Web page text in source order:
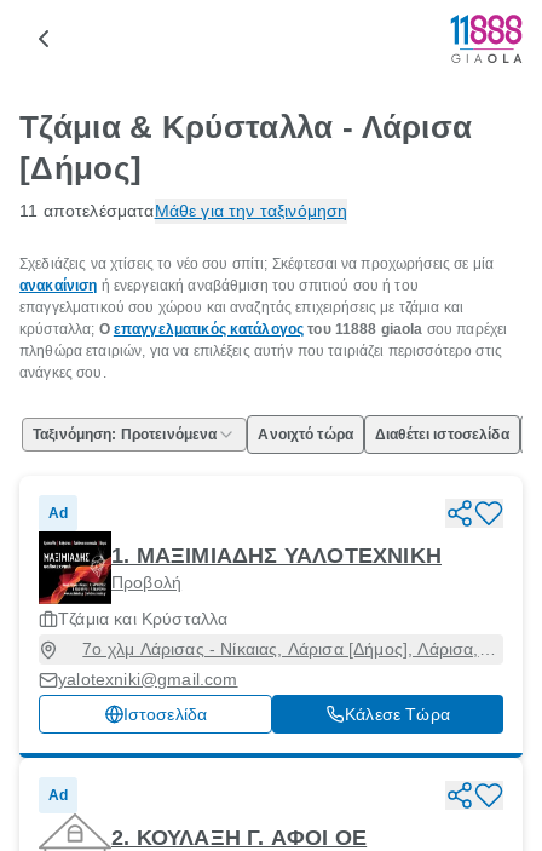
Τζάμια & Κρύσταλλα - Λάρισα
[Δήμος]
11 αποτελέσματαΜάθε για την ταξινόμηση
Σχεδιάζεις να χτίσεις το νέο σου σπίτι; Σκέφτεσαι να προχωρήσεις σε μία
ανακαίνιση ή ενεργειακή αναβάθμιση του σπιτιού σου ή του
επαγγελματικού σου χώρου και αναζητάς επιχειρήσεις με τζάμια και
κρύσταλλα; Ο επαγγελματικός κατάλογος του 11888 giaola σου παρέχει
πληθώρα εταιριών, για να επιλέξεις αυτήν που ταιριάζει περισσότερο στις
ανάγκες σου.
Ταξινόμηση: Προτεινόμενα Ανοιχτό τώρα Διαθέτει ιστοσελίδα
Ad
1. ΜΑΞΙΜΙΑΔΗΣ ΥΑΛΟΤΕΧΝΙΚΗ
Προβολή
Τζάμια και Κρύσταλλα
7ο χλμ Λάρισας - Νίκαιας, Λάρισα [Δήμος], Λάρισα,
yalotexniki@gmail.com
Ιστοσελίδα
Κάλεσε Τώρα
Ad
2. ΚΟΥΛΑΞΗ Γ. ΑΦΟΙ ΟΕ